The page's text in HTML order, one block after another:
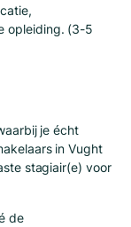
opleiding. (3-5
je écht
in Vught
stagiair(e) voor
de